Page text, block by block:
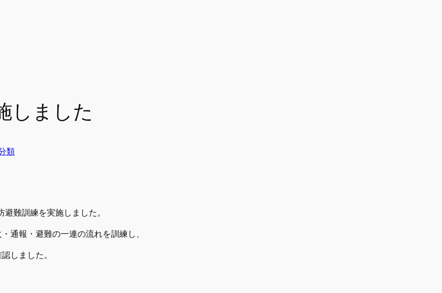
しました
類
難訓練を実施しました。
通報・避難の一連の流れを訓練し、
しました。